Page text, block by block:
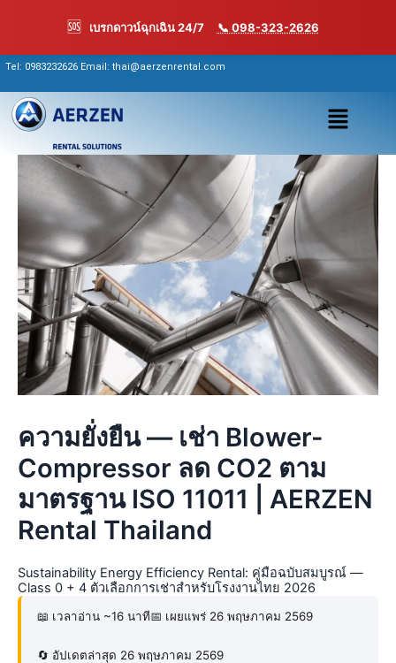
🆘 เบรกดาวน์ฉุกเฉิน 24/7 📞 098-323-2626
content
Tel: 0983232626 Email: thai@aerzenrental.com
เมนู
ความยั่งยืน — เช่า Blower-
Compressor ลด CO2 ตาม
มาตรฐาน ISO 11011 | AERZEN
Rental Thailand
Sustainability Energy Efficiency Rental: คู่มือฉบับสมบูรณ์ —
Class 0 + 4 ตัวเลือกการเช่าสำหรับโรงงานไทย 2026
📖 เวลาอ่าน ~16 นาที📅 เผยแพร่ 26 พฤษภาคม 2569
🔄 อัปเดตล่าสุด 26 พฤษภาคม 2569